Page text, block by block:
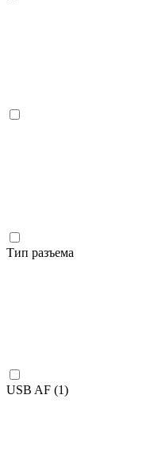
Тип разъема
USB AF (1)